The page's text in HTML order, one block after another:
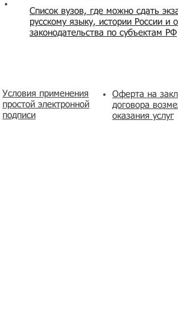
Список вузов, где можно сдать
русскому языку, истории России и
законодательства по субъектам РФ
Условия применения
простой электронной
подписи
​Оферта на
договора
оказания услуг